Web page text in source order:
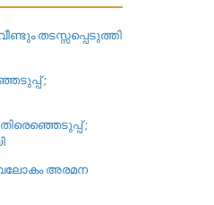
തടസ്സപ്പെടുത്തി
;
;
അരമന